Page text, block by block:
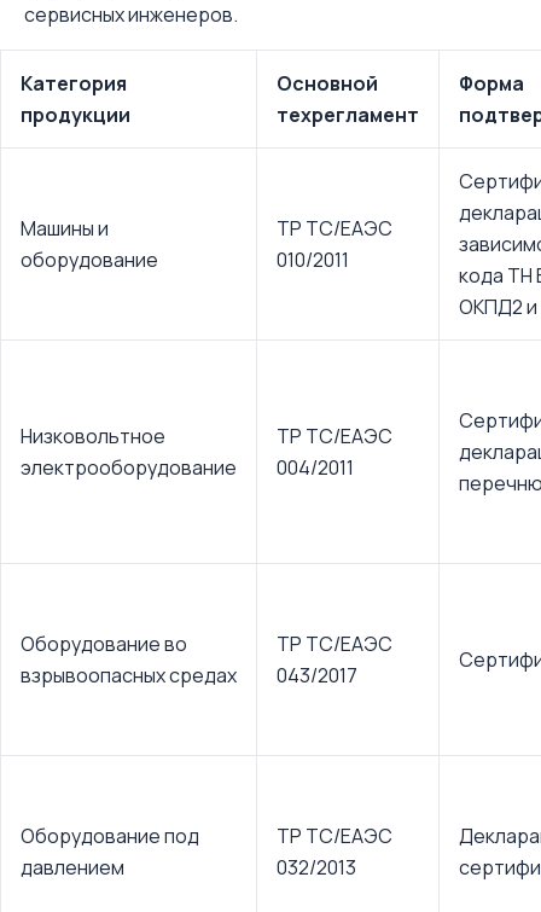
сервисных инженеров.
Категория
продукции
Основной
техрегламент
Форма
Машины и
оборудование
ТР ТС/ЕАЭС
010/2011
кода
ОКПД2
Низковольтное
электрооборудование
ТР ТС/ЕАЭС
004/2011
Оборудование во
взрывоопасных средах
ТР ТС/ЕАЭС
043/2017
Оборудование под
давлением
ТР ТС/ЕАЭС
032/2013